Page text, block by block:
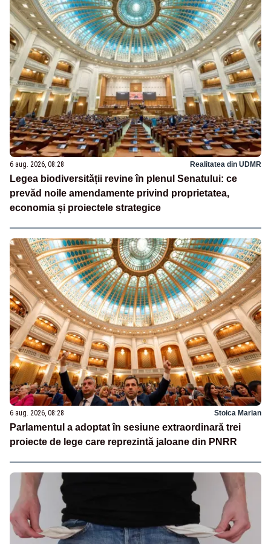
6 aug. 2026, 08:28 Realitatea din UDMR
Legea biodiversității revine în plenul Senatului: ce
prevăd noile amendamente privind proprietatea,
economia și proiectele strategice
6 aug. 2026, 08:28 Stoica Marian
Parlamentul a adoptat în sesiune extraordinară trei
proiecte de lege care reprezintă jaloane din PNRR